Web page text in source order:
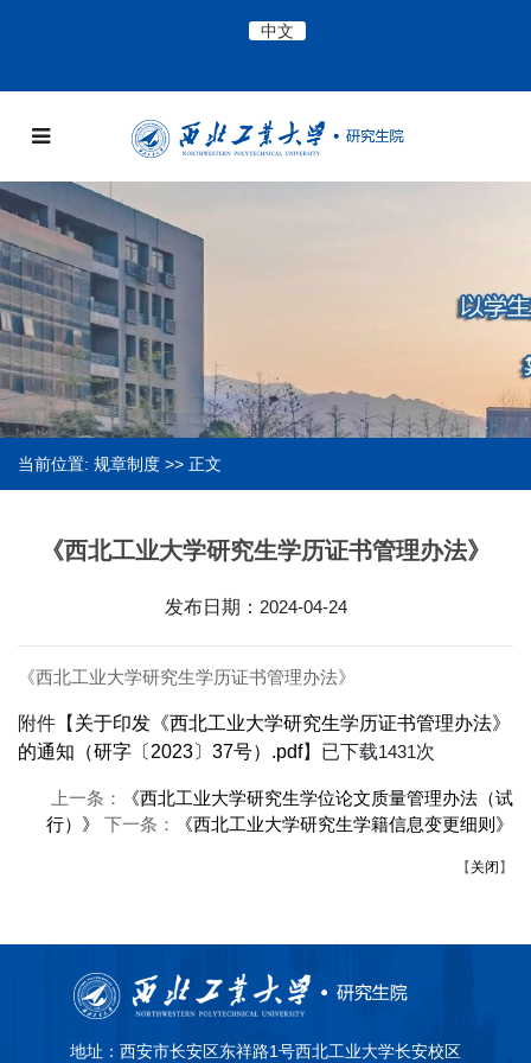
中文
当前位置: 规章制度 >> 正文
《西北工业大学研究生学历证书管理办法》
发布日期： 2024-04-24
《西北工业大学研究生学历证书管理办法》
附件【 关于印发《西北工业大学研究生学历证书管理办法》
的通知（研字〔2023〕37号）.pdf】已下载1431次
上一条：
《西北工业大学研究生学位论文质量管理办法（试
行）》
下一条： 《西北工业大学研究生学籍信息变更细则》
【 关闭 】
地址：西安市长安区东祥路1号西北工业大学长安校区